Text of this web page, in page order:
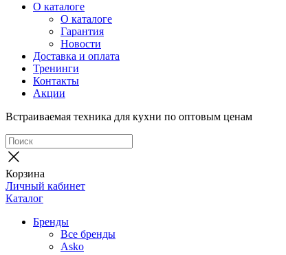
О каталоге
О каталоге
Гарантия
Новости
Доставка и оплата
Тренинги
Контакты
Акции
Встраиваемая техника для кухни по оптовым ценам
Корзина
Личный кабинет
Каталог
Бренды
Все бренды
Asko